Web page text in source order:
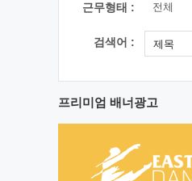
근무형태 : 전체
검색어 : 제목
프리미엄 배너광고